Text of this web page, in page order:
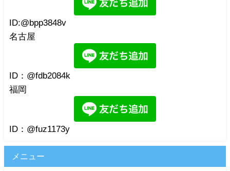
ID:@bpp3848v
名古屋
ID：@fdb2084k
福岡
ID：@fuz1173y
メニュー